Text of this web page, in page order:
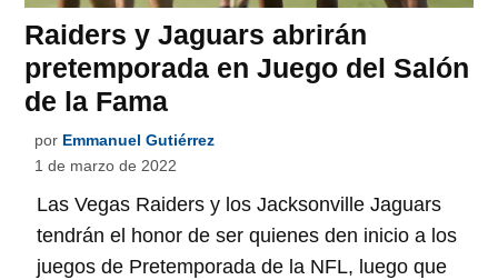
Raiders y Jaguars abrirán
pretemporada en Juego del Salón
de la Fama
por Emmanuel Gutiérrez
1 de marzo de 2022
Las Vegas Raiders y los Jacksonville Jaguars
tendrán el honor de ser quienes den inicio a los
juegos de Pretemporada de la NFL, luego que